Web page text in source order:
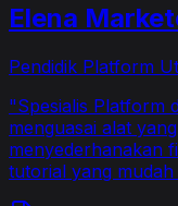
Elena
Pendidik Platform
"Spesialis Platform
menguasai alat
menyederhanakan
tutorial yang mudah